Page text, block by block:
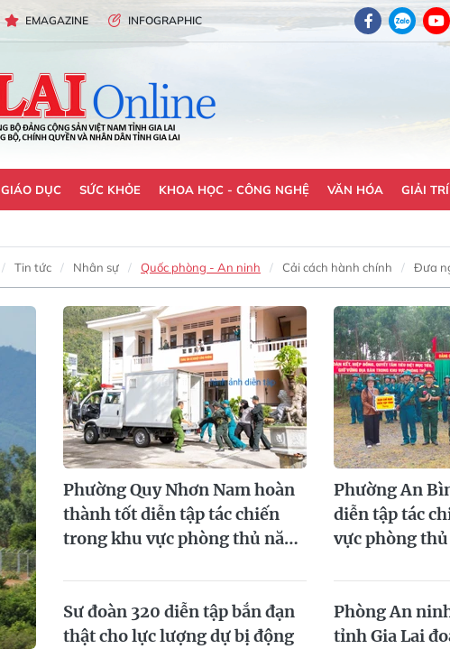
EMAGAZINE INFOGRAPHIC
GIÁO DỤC SỨC KHỎE KHOA HỌC - CÔNG NGHỆ VĂN HÓA GIẢI TRÍ
Tin tức Nhân sự Quốc phòng - An ninh Cải cách hành chính Đưa
Phường Quy Nhơn Nam hoàn
thành tốt diễn tập tác chiến
trong khu vực phòng thủ năm
Phường An
diễn tập tác
vực phòng thủ
Sư đoàn 320 diễn tập bắn đạn
thật cho lực lượng dự bị động
Phòng An
tỉnh Gia Lai